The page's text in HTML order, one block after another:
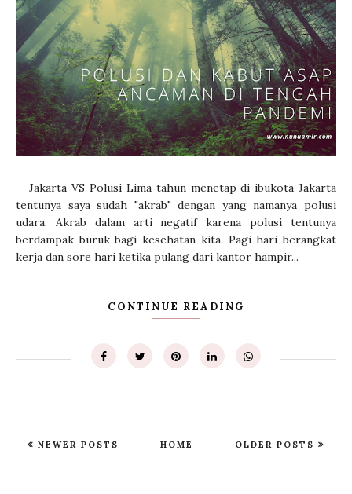
Jakarta VS Polusi Lima tahun menetap di ibukota Jakarta
tentunya saya sudah "akrab" dengan yang namanya polusi
udara. Akrab dalam arti negatif karena polusi tentunya
berdampak buruk bagi kesehatan kita. Pagi hari berangkat
kerja dan sore hari ketika pulang dari kantor hampir...
CONTINUE READING
NEWER POSTS OLDER POSTS
HOME